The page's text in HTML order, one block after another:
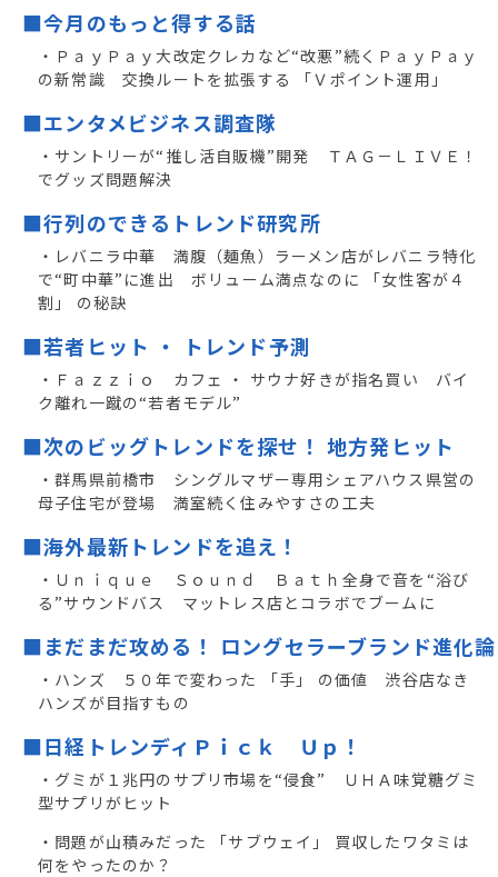
■今月のもっと得する話
・ＰａｙＰａｙ大改定クレカなど“改悪”続くＰａｙＰａｙ
の新常識 交換ルートを拡張する 「Ｖポイント運用」
■エンタメビジネス調査隊
・サントリーが“推し活自販機”開発 ＴＡＧ－ＬＩＶＥ！
でグッズ問題解決
■行列のできるトレンド研究所
・レバニラ中華 満腹（麺魚）ラーメン店がレバニラ特化
で“町中華”に進出 ボリューム満点なのに 「女性客が４
割」 の秘訣
■若者ヒット ・ トレンド予測
・Ｆａｚｚｉｏ カフェ ・ サウナ好きが指名買い バイ
ク離れ一蹴の“若者モデル”
■次のビッグトレンドを探せ！ 地方発ヒット
・群馬県前橋市 シングルマザー専用シェアハウス県営の
母子住宅が登場 満室続く住みやすさの工夫
■海外最新トレンドを追え！
・Ｕｎｉｑｕｅ Ｓｏｕｎｄ Ｂａｔｈ全身で音を“浴び
る”サウンドバス マットレス店とコラボでブームに
■まだまだ攻める！ ロングセラーブランド進化論
・ハンズ ５０年で変わった 「手」 の価値 渋谷店なき
ハンズが目指すもの
■日経トレンディＰｉｃｋ Ｕｐ！
・グミが１兆円のサプリ市場を“侵食” ＵＨＡ味覚糖グミ
型サプリがヒット
・問題が山積みだった 「サブウェイ」 買収したワタミは
何をやったのか？